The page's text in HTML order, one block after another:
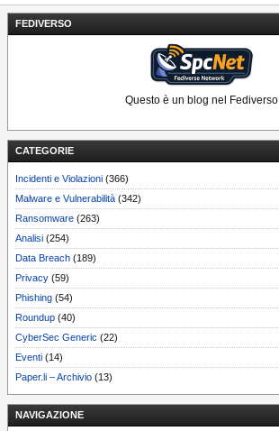
FEDIVERSO
Questo è un blog nel Fediverso
CATEGORIE
Incidenti e Violazioni (366)
Malware e Vulnerabilità (342)
Ransomware (263)
Analisi (254)
Data Breach (189)
Privacy (59)
Phishing (54)
Roundup (40)
CyberSec Generic (22)
Eventi (14)
Paper.li – Archivio (13)
NAVIGAZIONE
articoli